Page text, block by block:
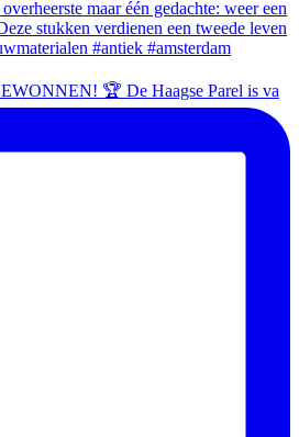
🏆 De Haagse Parel is va